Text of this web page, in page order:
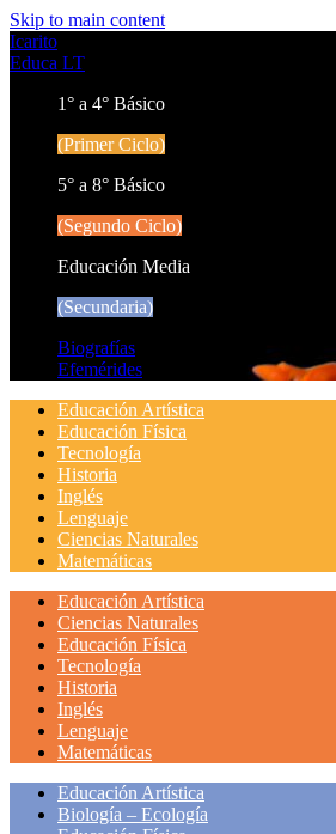
Skip to main content
Icarito
Educa LT
1° a 4° Básico
(Primer Ciclo)
5° a 8° Básico
(Segundo Ciclo)
Educación Media
(Secundaria)
Biografías
Efemérides
Educación Artística
Educación Física
Tecnología
Historia
Inglés
Lenguaje
Ciencias Naturales
Matemáticas
Educación Artística
Ciencias Naturales
Educación Física
Tecnología
Historia
Inglés
Lenguaje
Matemáticas
Educación Artística
Biología – Ecología